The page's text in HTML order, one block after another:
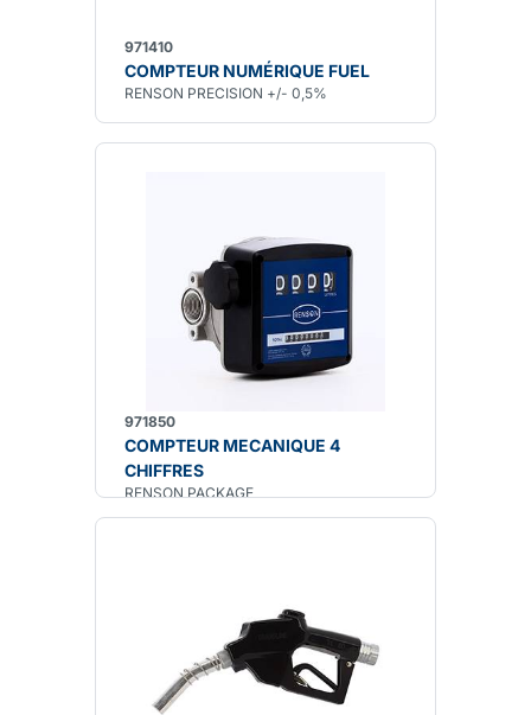
971410
COMPTEUR NUMÉRIQUE FUEL
RENSON PRECISION +/- 0,5%
971850
COMPTEUR MECANIQUE 4
CHIFFRES
RENSON PACKAGE